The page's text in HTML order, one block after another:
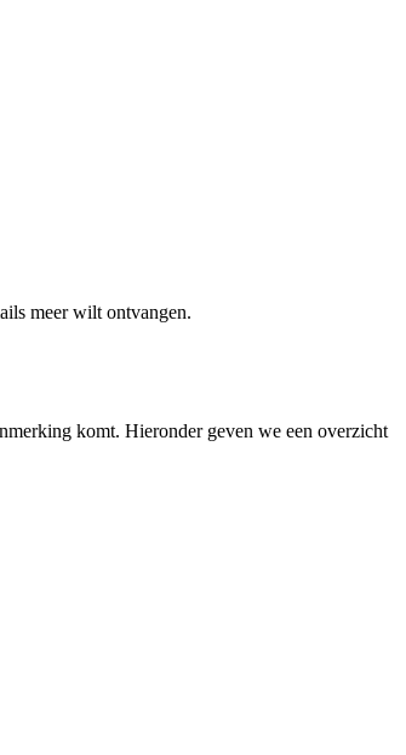
meer wilt ontvangen.
komt. Hieronder geven we een overzicht